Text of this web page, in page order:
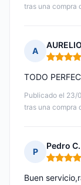
tras una compra
A
Nota: 5
Publicado el 23/
tras una compra
TODO
P
Pedro C.
Nota: 5
Buen